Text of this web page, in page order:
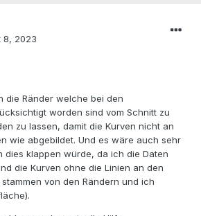
8, 2023
die Ränder welche bei den
worden sind vom Schnitt zu
zu lassen, damit die Kurven nicht an
wie abgebildet. Und es wäre auch sehr
klappen würde, da ich die Daten
die Kurven ohne die Linien an den
von den Rändern und ich